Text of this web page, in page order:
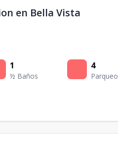
en Bella Vista
1
½ Baños
4
Parqueo